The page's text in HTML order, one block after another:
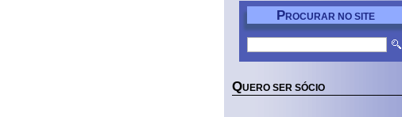
PROCURAR NO SITE
QUERO SER SÓCIO